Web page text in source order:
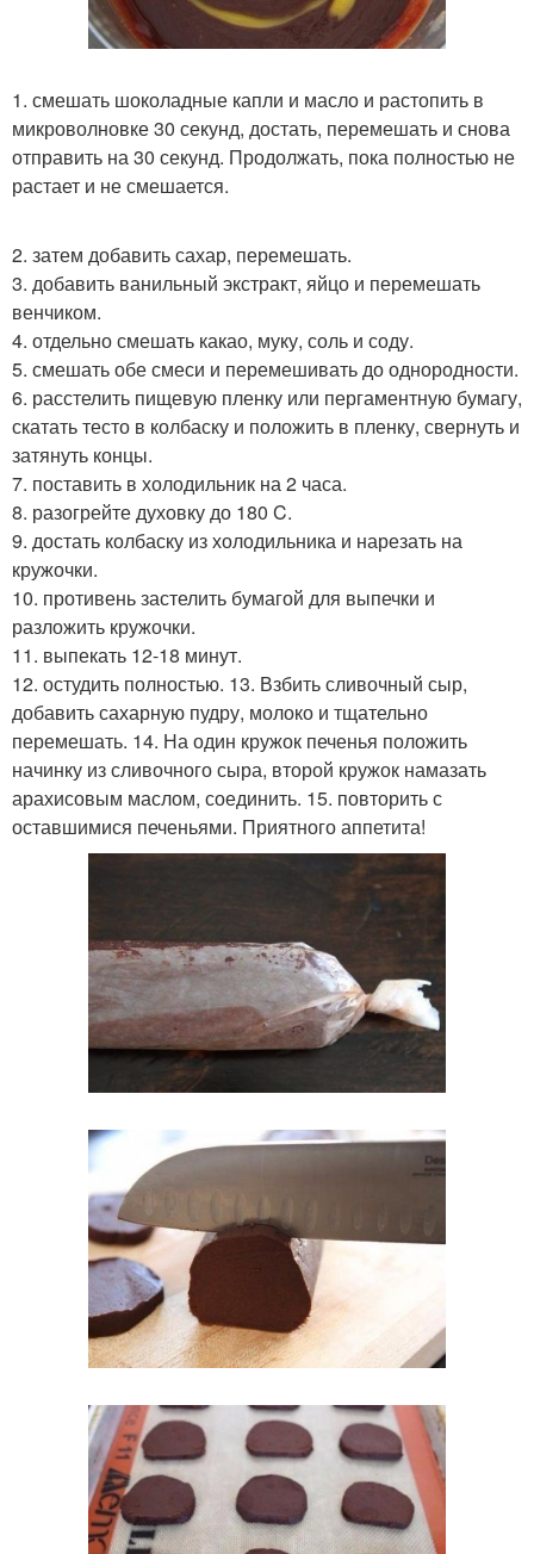
1. смешать шоколадные капли и масло и растопить в
микроволновке 30 секунд, достать, перемешать и снова
отправить на 30 секунд. Продолжать, пока полностью не
растает и не смешается.
2. затем добавить сахар, перемешать.
3. добавить ванильный экстракт, яйцо и перемешать
венчиком.
4. отдельно смешать какао, муку, соль и соду.
5. смешать обе смеси и перемешивать до однородности.
6. расстелить пищевую пленку или пергаментную бумагу,
скатать тесто в колбаску и положить в пленку, свернуть и
затянуть концы.
7. поставить в холодильник на 2 часа.
8. разогрейте духовку до 180 C.
9. достать колбаску из холодильника и нарезать на
кружочки.
10. противень застелить бумагой для выпечки и
разложить кружочки.
11. выпекать 12-18 минут.
12. остудить полностью. 13. Взбить сливочный сыр,
добавить сахарную пудру, молоко и тщательно
перемешать. 14. На один кружок печенья положить
начинку из сливочного сыра, второй кружок намазать
арахисовым маслом, соединить. 15. повторить с
оставшимися печеньями. Приятного аппетита!